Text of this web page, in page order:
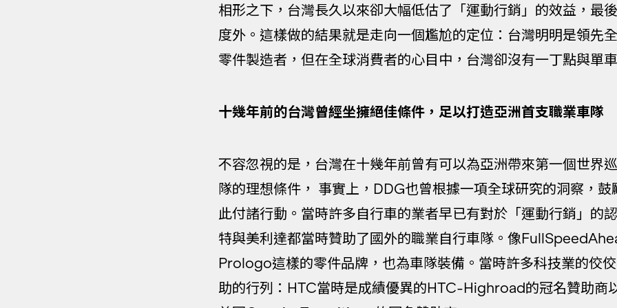
相形之下，台灣長久以來卻大幅低估了「運動行銷」的效益，最
度外。這樣做的結果就是走向一個尷尬的定位：台灣明明是領先
零件製造者，但在全球消費者的心目中，台灣卻沒有一丁點與單
十幾年前的台灣曾經坐擁絕佳條件，足以打造亞洲首支職業車隊
不容忽視的是，台灣在十幾年前曾有可以為亞洲帶來第一個世界
隊的理想條件， 事實上，DDG也曾根據一項全球研究的洞察，鼓
此付諸行動。當時許多自行車的業者早已有對於「運動行銷」的
特與美利達都當時贊助了國外的職業自行車隊。像
Prologo這樣的零件品牌，也為車隊裝備。當時許多科技業的佼
助的行列：HTC當時是成績優異的HTC-Highroad的冠名贊助商